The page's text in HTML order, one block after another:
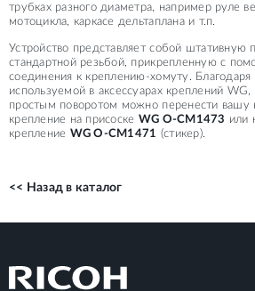
трубках разного диаметра, например руле
мотоцикла, каркасе дельтаплана и т.п.
Устройство представляет собой штативную
стандартной резьбой, прикрепленную с
соединения к креплению-хомуту. Благодаря
используемой в аксессуарах креплений
простым поворотом можно перенести вашу
крепление на присоске WG O-CM1473 или
крепление WG O-CM1471 (стикер).
<< Назад в каталог